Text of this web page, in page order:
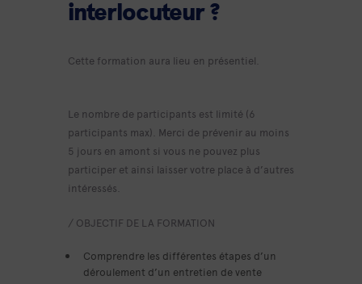
interlocuteur ?
Cette formation aura lieu en présentiel.
Le nombre de participants est limité (6
participants max). Merci de prévenir au moins
5 jours en amont si vous ne pouvez plus
participer et ainsi laisser votre place à d’autres
intéressés.
/ OBJECTIF DE LA FORMATION
Comprendre les différentes étapes d’un
déroulement d’un entretien de vente